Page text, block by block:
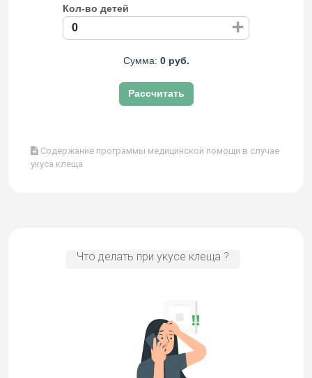
Кол-во детей
+
Сумма: 0 руб.
Рассчитать
Содержание программы медицинской помощи в случае
укуса клеща
Что делать при укусе клеща ?